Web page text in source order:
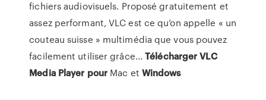
fichiers audiovisuels. Proposé gratuitement et
assez performant, VLC est ce qu’on appelle « un
couteau suisse » multimédia que vous pouvez
facilement utiliser grâce...Télécharger VLC
Media Player pour Mac et Windows